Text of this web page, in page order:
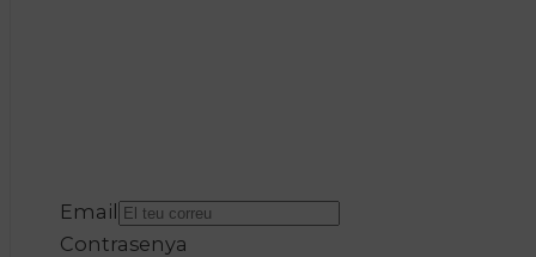
Email
Contrasenya